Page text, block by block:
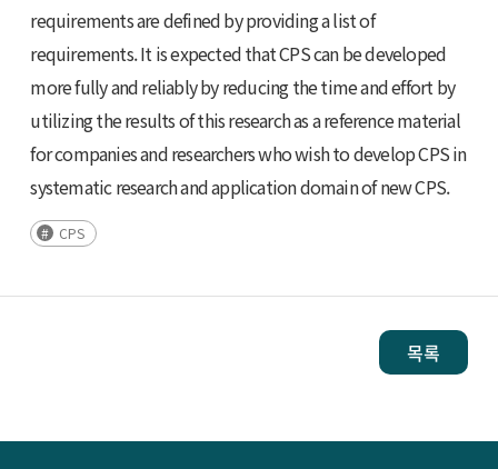
requirements are defined by providing a list of
requirements. It is expected that CPS can be developed
more fully and reliably by reducing the time and effort by
utilizing the results of this research as a reference material
for companies and researchers who wish to develop CPS in
systematic research and application domain of new CPS.
CPS
목록